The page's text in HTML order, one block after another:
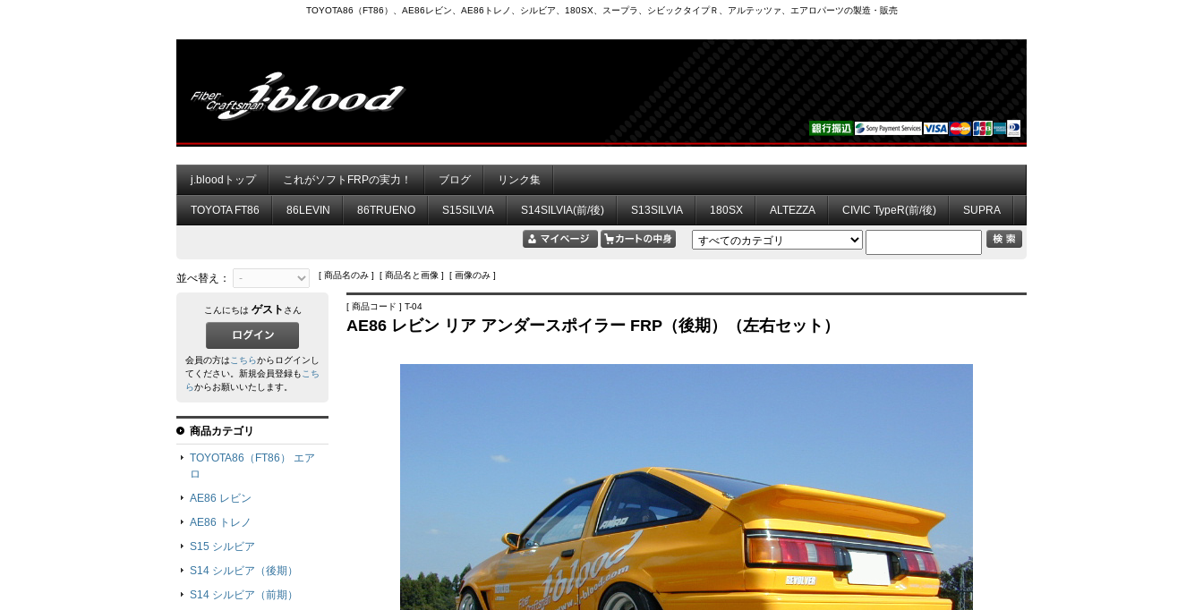
TOYOTA86（FT86）、AE86レビン、AE86トレノ、シルビア、180SX、スープラ、シビックタイプＲ、アルテッツァ、エアロパーツの製造・販売
j.bloodトップ これがソフトFRPの実力！ ブログ リンク集
TOYOTA FT86 86LEVIN 86TRUENO S15SILVIA S14SILVIA(前/後) S13SILVIA 180SX ALTEZZA CIVIC TypeR(前/後) SUPRA
並べ替え： [ 商品名のみ ] [ 商品名と画像 ] [ 画像のみ ]
[ 商品コード ] T-04
AE86 レビン リア アンダースポイラー FRP（後期）（左右セット）
こんにちは ゲスト さん
会員の方はこちらからログインし
てください。新規会員登録もこち
らからお願いいたします。
商品カテゴリ
TOYOTA86（FT86） エア
ロ
AE86 レビン
AE86 トレノ
S15 シルビア
S14 シルビア（後期）
S14 シルビア（前期）